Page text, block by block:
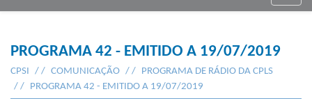
PROGRAMA 42 - EMITIDO A 19/07/2019
CPSI COMUNICAÇÃO
PROGRAMA DE RÁDIO DA CPLS
PROGRAMA 42 - EMITIDO A 19/07/2019